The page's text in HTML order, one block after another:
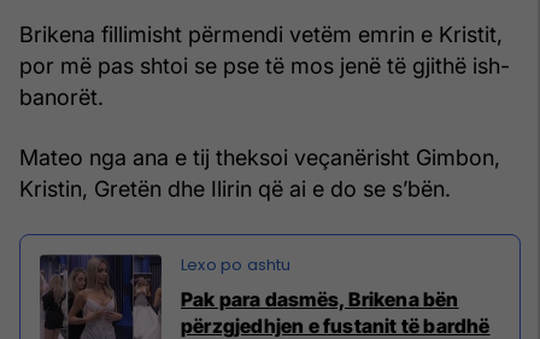
Brikena fillimisht përmendi vetëm emrin e Kristit,
por më pas shtoi se pse të mos jenë të gjithë ish-
banorët.
Mateo nga ana e tij theksoi veçanërisht Gimbon,
Kristin, Gretën dhe Ilirin që ai e do se s’bën.
Pak para dasmës, Brikena bën
përzgjedhjen e fustanit të bardhë